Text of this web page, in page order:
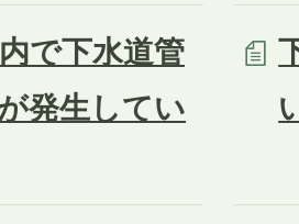
で下水道管
発生してい